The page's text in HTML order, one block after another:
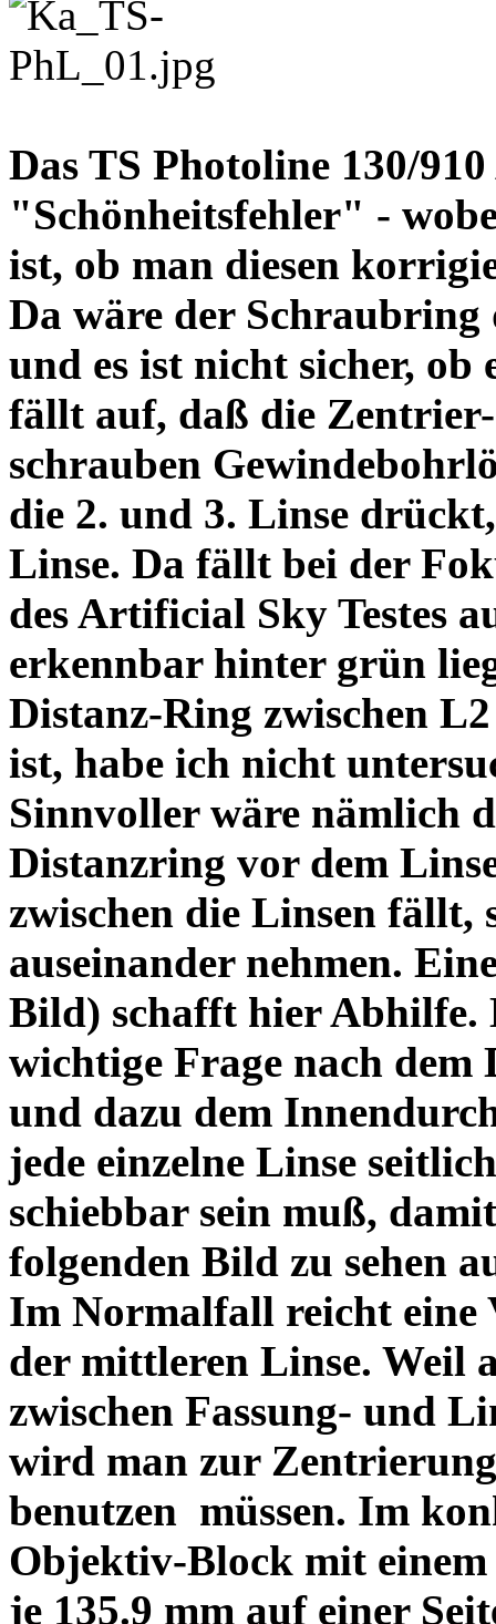
Das TS Photoline 130/
"Schönheitsfehler" -
ist, ob man diesen
Da wäre der
und es ist nicht sicher,
fällt auf, daß die Zentrier-
schrauben
die 2. und 3. Linse
Linse. Da fällt bei der
des Artificial Sky Testes
erkennbar hinter grün
Distanz-Ring zwischen
ist, habe ich nicht
Sinnvoller wäre nämlich
Distanzring vor dem
zwischen die Linsen fällt,
auseinander nehmen.
Bild) schafft hier Abhilfe.
wichtige Frage nach dem
und dazu dem
jede einzelne Linse
schiebbar sein muß,
folgenden Bild zu sehen
Im Normalfall reicht eine
der mittleren Linse. Weil
zwischen Fassung- und
wird man zur
benutzen müssen. Im
Objektiv-Block mit einem
je 135.9 mm auf einer